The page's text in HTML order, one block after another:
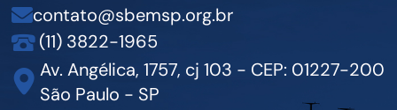
contato@sbemsp.org.br
(11) 3822-1965
Av. Angélica, 1757, cj 103 - CEP: 01227-200
São Paulo - SP